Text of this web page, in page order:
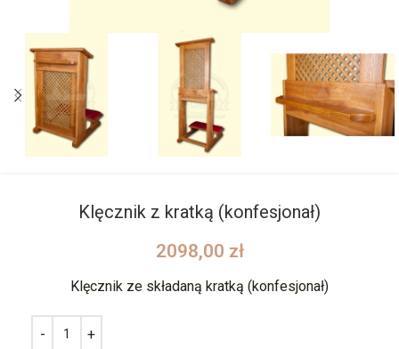
Klęcznik z kratką (konfesjonał)
2098,00 zł
Klęcznik ze składaną kratką (konfesjonał)